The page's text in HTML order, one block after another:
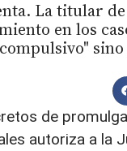
La titular de
en los
sino
de
autoriza a la